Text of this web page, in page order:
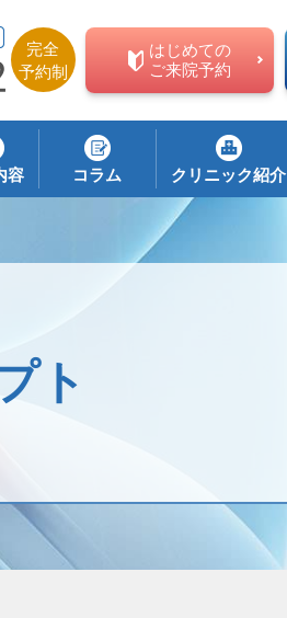
完全
予約制
はじめての
ご来院予約
容 コラム クリニック紹介
ト